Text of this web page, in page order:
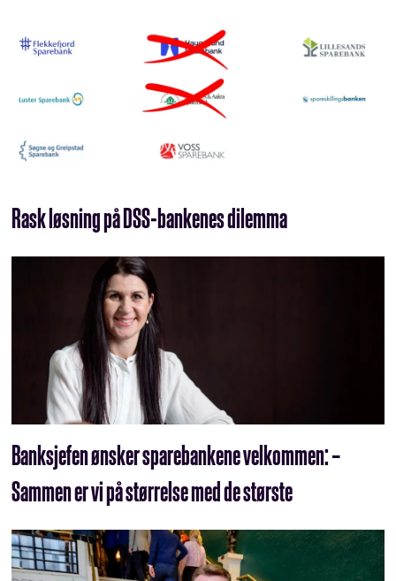
Rask løsning på DSS-bankenes dilemma
Banksjefen ønsker sparebankene velkommen: –
Sammen er vi på størrelse med de største